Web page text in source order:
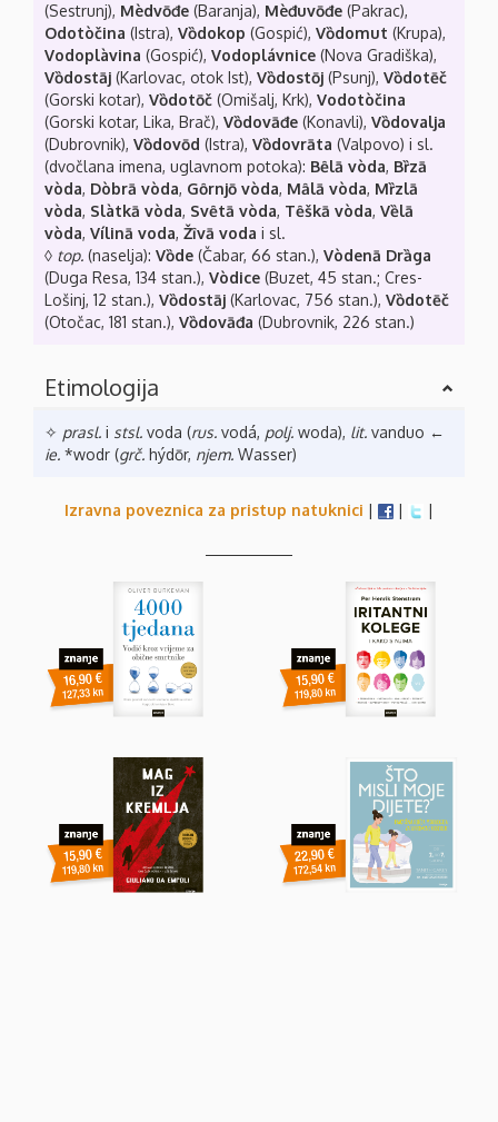
(Sestrunj), Mèdvōđe (Baranja), Mèđuvōđe (Pakrac),
Odotòčina (Istra), Vȍdokop (Gospić), Vȍdomut (Krupa),
Vodoplàvina (Gospić), Vodoplávnice (Nova Gradiška),
Vȍdostāj (Karlovac, otok Ist), Vȍdostōj (Psunj), Vȍdotēč
(Gorski kotar), Vȍdotōč (Omišalj, Krk), Vodotòčina
(Gorski kotar, Lika, Brač), Vȍdovāđe (Konavli), Vȍdovalja
(Dubrovnik), Vȍdovōd (Istra), Vȍdovrāta (Valpovo) i sl.
(dvočlana imena, uglavnom potoka): Bȇlā vòda, Bȑzā
vòda, Dòbrā vòda, Gȏrnjō vòda, Mȃlā vòda, Mȑzlā
vòda, Slàtkā vòda, Svȇtā vòda, Tȇškā vòda, Vȅlā
vòda, Vílinā voda, Žȋvā voda i sl.
◊ top. (naselja): Vȍde (Čabar, 66 stan.), Vòdenā Drȁga
(Duga Resa, 134 stan.), Vòdice (Buzet, 45 stan.; Cres-
Lošinj, 12 stan.), Vȍdostāj (Karlovac, 756 stan.), Vȍdotēč
(Otočac, 181 stan.), Vȍdovāđa (Dubrovnik, 226 stan.)
Etimologija
✧ prasl. i stsl. voda (rus. vodá, polj. woda), lit. vanduo ←
ie. *wodr (grč. hýdōr, njem. Wasser)
Izravna poveznica za pristup natuknici | | |